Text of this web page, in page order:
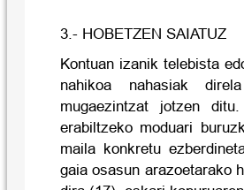
3.- HOBETZEN SAIATUZ
Kontuan izanik telebista
nahikoa nahasiak
mugaezintzat jotzen
erabiltzeko moduari
maila konkretu
gaia osasun arazoetarako